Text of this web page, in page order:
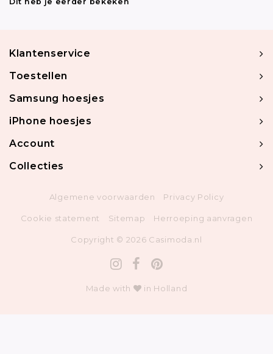
Klantenservice
Toestellen
Samsung hoesjes
iPhone hoesjes
Account
Collecties
Algemene voorwaarden Privacy Policy
Cookie statement Sitemap Herroeping aanvragen
Copyright © 2026 Casimoda.nl
Made with in Holland